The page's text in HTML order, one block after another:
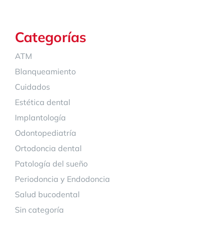
Categorías
ATM
Blanqueamiento
Cuidados
Estética dental
Implantología
Odontopediatría
Ortodoncia dental
Patología del sueño
Periodoncia y Endodoncia
Salud bucodental
Sin categoría